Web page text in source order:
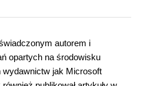
autorem i
opartych na środowisku
wydawnictw jak Microsoft